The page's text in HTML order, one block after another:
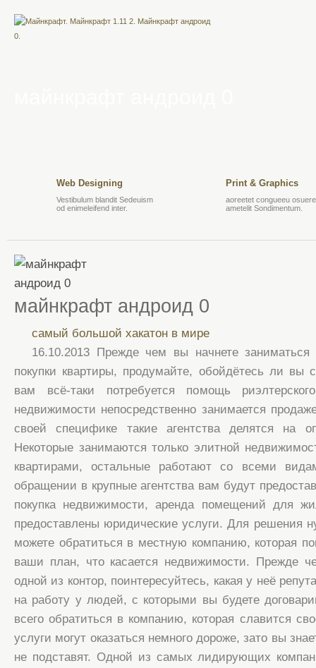
Web Designing
Vestibulum blandit Sedeuism
od enimeleifend inter.
Print & Graphics
aoreetet congueeu
ametelit Sondimentum.
майнкрафт андроид 0
самый большой хакатон в мире
16.10.2013 Прежде чем вы начнете
покупки квартиры, продумайте, обойдётесь ли
вам всё-таки потребуется помощь
недвижимости непосредственно занимается
своей специфике такие агентства делятся на
Некоторые занимаются только элитной
квартирами, остальные работают со всеми
обращении в крупные агентства вам будут
покупка недвижимости, аренда помещений для
предоставлены юридические услуги. Для решения
можете обратиться в местную компанию, которая
ваши план, что касается недвижимости. Прежде
одной из контор, поинтересуйтесь, какая у неё
на работу у людей, с которыми вы будете
всего обратиться в компанию, которая славится
услуги могут оказаться немного дороже, зато вы
не подставят. Одной из самых лидирующих